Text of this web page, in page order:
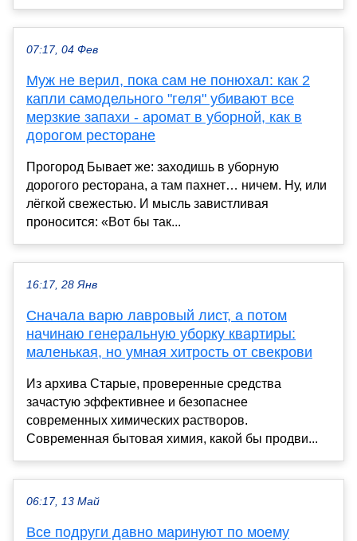
07:17, 04 Фев
Муж не верил, пока сам не понюхал: как 2
капли самодельного "геля" убивают все
мерзкие запахи - аромат в уборной, как в
дорогом ресторане
Прогород Бывает же: заходишь в уборную
дорогого ресторана, а там пахнет… ничем. Ну, или
лёгкой свежестью. И мысль завистливая
проносится: «Вот бы так...
16:17, 28 Янв
Сначала варю лавровый лист, а потом
начинаю генеральную уборку квартиры:
маленькая, но умная хитрость от свекрови
Из архива Старые, проверенные средства
зачастую эффективнее и безопаснее
современных химических растворов.
Современная бытовая химия, какой бы продви...
06:17, 13 Май
Все подруги давно маринуют по моему